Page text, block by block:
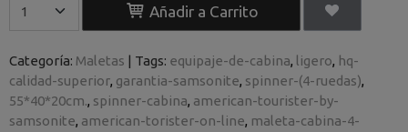
Añadir a Carrito
Categoría: Maletas | Tags: equipaje-de-cabina ligero hq-
calidad-superior garantia-samsonite spinner-(4-ruedas)
55*40*20cm. spinner-cabina american-tourister-by-
samsonite american-torister-on-line maleta-cabina-4-